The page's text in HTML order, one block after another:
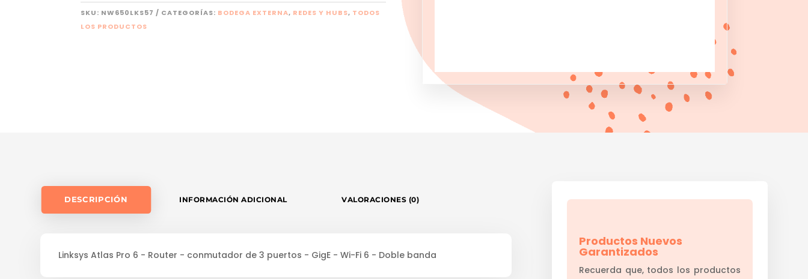
SKU: NW650LKS57 CATEGORÍAS: BODEGA EXTERNA, REDES Y HUBS, TODOS
LOS PRODUCTOS
DESCRIPCIÓN INFORMACIÓN ADICIONAL VALORACIONES (0)
Linksys Atlas Pro 6 - Router - conmutador de 3 puertos - GigE - Wi-Fi 6 - Doble banda
Productos Nuevos
Garantizados
Recuerda que, todos los productos